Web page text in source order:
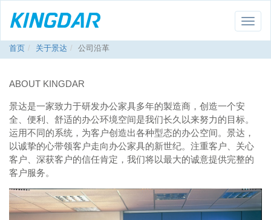
Toggle
首页
关于景达 公司沿革
ABOUT KINGDAR
景达是一家致力于研发办公家具多年的製造商，创造一个安
全、便利、舒适的办公环境空间是我们长久以来努力的目标。
运用不同的系统，为客户创造出各种型态的办公空间。景达，
以诚挚的心带领客户走向办公家具的新世纪。注重客户、关心
客户、深获客户的信任肯定，我们将以最大的诚意提供完整的
客户服务。